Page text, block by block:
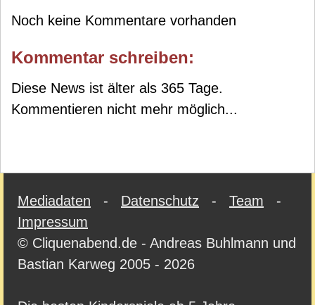
Noch keine Kommentare vorhanden
Kommentar schreiben:
Diese News ist älter als 365 Tage.
Kommentieren nicht mehr möglich...
Mediadaten - Datenschutz - Team -
Impressum
© Cliquenabend.de - Andreas Buhlmann und
Bastian Karweg 2005 - 2026